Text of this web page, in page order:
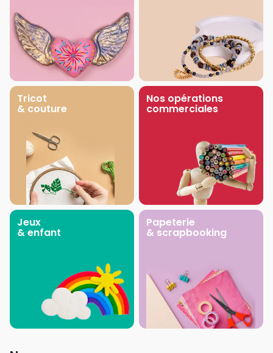
Tricot
& couture
Nos opérations
commerciales
Jeux
& enfant
Papeterie
& scrapbooking